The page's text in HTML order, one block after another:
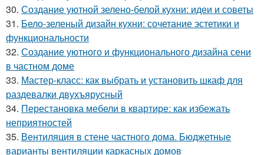
30. Создание уютной зелено-белой кухни: идеи и советы
31. Бело-зеленый дизайн кухни: сочетание эстетики и
функциональности
32. Создание уютного и функционального дизайна сени
в частном доме
33. Мастер-класс: как выбрать и установить шкаф для
раздевалки двухъярусный
34. Перестановка мебели в квартире: как избежать
неприятностей
35. Вентиляция в стене частного дома. Бюджетные
варианты вентиляции каркасных домов